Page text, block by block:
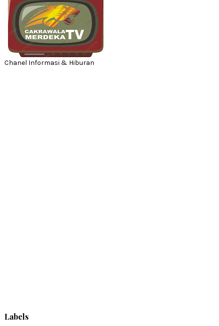
Chanel Informasi & Hiburan
Labels